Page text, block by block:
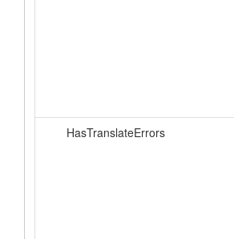
HasTranslateErrors